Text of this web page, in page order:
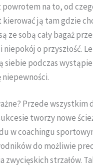
powrotem na to, od
kierować ją tam gdzie
ze sobą cały bagaż
o przyszłość.
siebie podczas
Przede wszystkim
tworzy nowe
w coachingu
do możliwie
zwycięskich strzałów.